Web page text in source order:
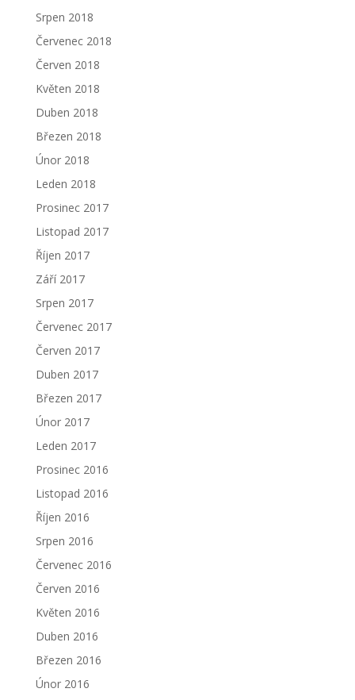
Srpen 2018
Červenec 2018
Červen 2018
Květen 2018
Duben 2018
Březen 2018
Únor 2018
Leden 2018
Prosinec 2017
Listopad 2017
Říjen 2017
Září 2017
Srpen 2017
Červenec 2017
Červen 2017
Duben 2017
Březen 2017
Únor 2017
Leden 2017
Prosinec 2016
Listopad 2016
Říjen 2016
Srpen 2016
Červenec 2016
Červen 2016
Květen 2016
Duben 2016
Březen 2016
Únor 2016